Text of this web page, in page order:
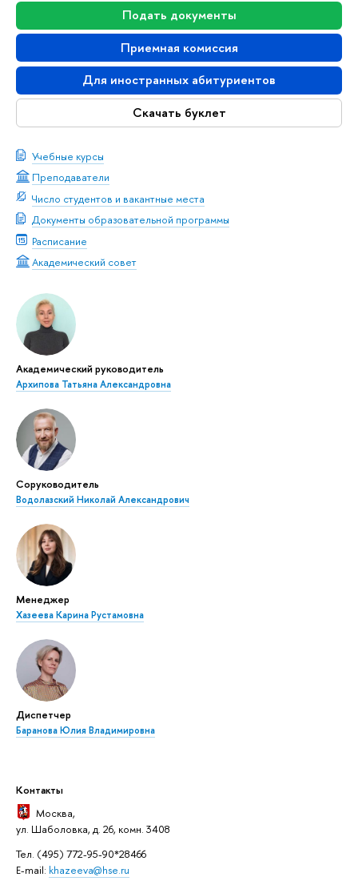
Подать документы
Приемная комиссия
Для иностранных абитуриентов
Скачать буклет
Учебные курсы
Преподаватели
Число студентов и вакантные места
Документы образовательной программы
Расписание
Академический совет
Академический руководитель
Архипова Татьяна Александровна
Соруководитель
Водолазский Николай Александрович
Менеджер
Хазеева Карина Рустамовна
Диспетчер
Баранова Юлия Владимировна
Контакты
Москва,
ул. Шаболовка, д. 26, комн. 3408
Тел. (495) 772-95-90*28466
E-mail: khazeeva@hse.ru